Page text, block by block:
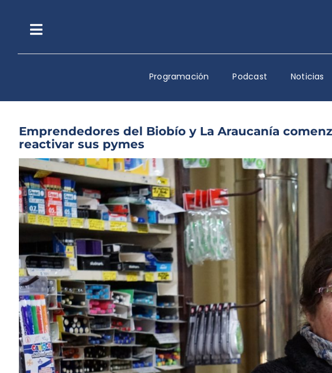
contenidoToggle
Navigation
Programación Podcast Noticias
Emprendedores del Biobío y La Araucanía
reactivar sus pymes
Ver
imagen
más
grande